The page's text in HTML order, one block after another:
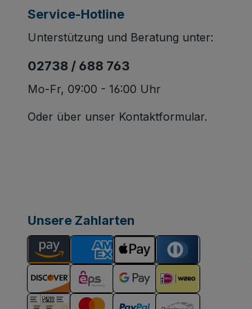
Service-Hotline
Unterstützung und Beratung unter:
02738 / 688 763
Mo-Fr, 09:00 - 16:00 Uhr
Oder über unser Kontaktformular.
Unsere Zahlarten